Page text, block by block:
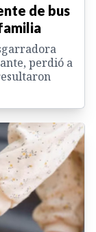
de bus
perdió a